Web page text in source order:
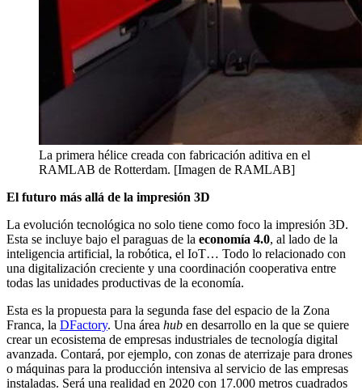
La primera hélice creada con fabricación aditiva en el
RAMLAB de Rotterdam. [Imagen de RAMLAB]
El futuro más allá de la impresión 3D
La evolución tecnológica no solo tiene como foco la impresión 3D.
Esta se incluye bajo el paraguas de la economía 4.0, al lado de la
inteligencia artificial, la robótica, el IoT… Todo lo relacionado con
una digitalización creciente y una coordinación cooperativa entre
todas las unidades productivas de la economía.
Esta es la propuesta para la segunda fase del espacio de la Zona
Franca, la DFactory. Una área hub en desarrollo en la que se quiere
crear un ecosistema de empresas industriales de tecnología digital
avanzada. Contará, por ejemplo, con zonas de aterrizaje para drones
o máquinas para la producción intensiva al servicio de las empresas
instaladas. Será una realidad en 2020 con 17.000 metros cuadrados